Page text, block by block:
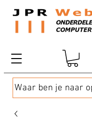
Waar ben je naar